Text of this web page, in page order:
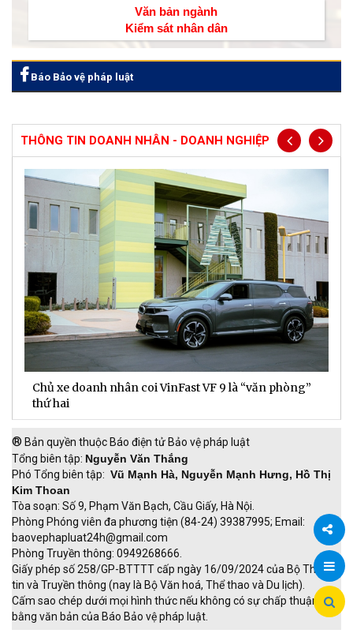
Chia
Văn bản ngành
Kiểm sát nhân dân
Báo Bảo vệ pháp luật
THÔNG TIN DOANH NHÂN - DOANH NGHIỆP
Chủ xe doanh nhân coi VinFast VF 9 là “văn phòng”
thứ hai
® Bản quyền thuộc Báo điện tử Bảo vệ pháp luật
Tổng biên tập: Nguyễn Văn Thắng
Phó Tổng biên tập: Vũ Mạnh Hà, Nguyễn Mạnh Hưng, Hồ Thị
Kim Thoan
Tòa soạn: Số 9, Phạm Văn Bạch, Cầu Giấy, Hà Nội.
Phòng Phóng viên đa phương tiện (84-24) 39387995; Email:
baovephapluat24h@gmail.com
Phòng Truyền thông: 0949268666.
Giấy phép số 258/GP-BTTTT cấp ngày 16/09/2024 của Bộ Thông
tin và Truyền thông (nay là Bộ Văn hoá, Thể thao và Du lịch).
Cấm sao chép dưới mọi hình thức nếu không có sự chấp thuận
bằng văn bản của Báo Bảo vệ pháp luật.